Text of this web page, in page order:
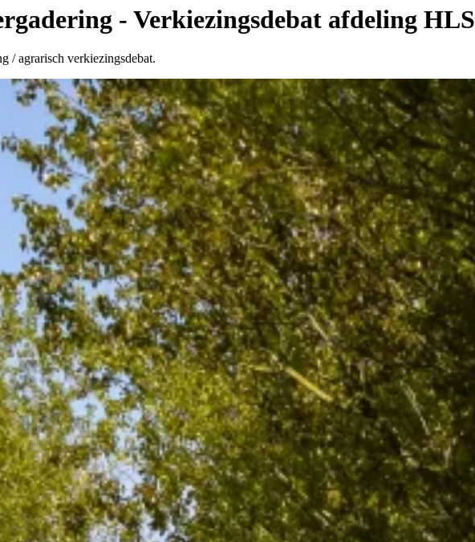
- Verkiezingsdebat afdeling HLS
/ agrarisch verkiezingsdebat.